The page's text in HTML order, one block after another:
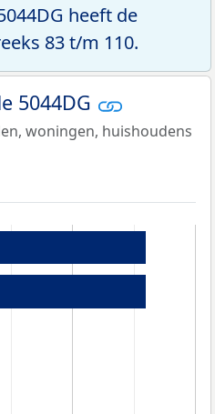
heeft de
83 t/m 110.
5044DG
woningen, huishoudens